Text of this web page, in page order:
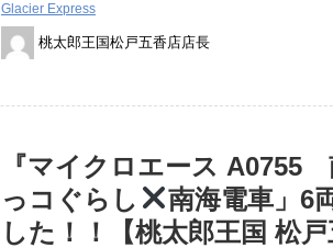
Glacier Express
桃太郎王国松戸五香店店長
『マイクロエース A0755
っコぐらし
南海電車」6
した！！【桃太郎王国 松